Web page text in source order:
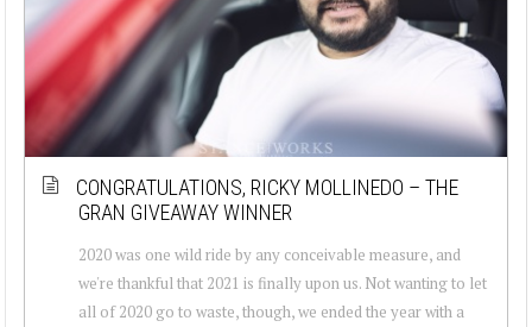
CONGRATULATIONS, RICKY MOLLINEDO – THE
GRAN GIVEAWAY WINNER
2020 was one wild ride by any conceivable measure, and
we're thankful that 2021 is finally upon us. Not wanting to let
all of 2020 go to waste, though, we ended the year with a